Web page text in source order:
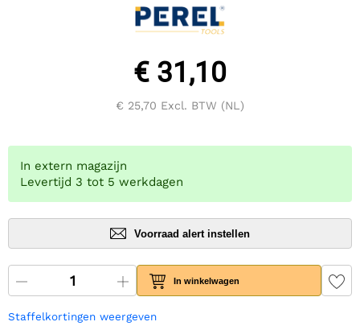
€ 31,10
€ 25,70 Excl. BTW (NL)
In extern magazijn
Levertijd 3 tot 5 werkdagen
Voorraad alert instellen
In winkelwagen
Staffelkortingen weergeven